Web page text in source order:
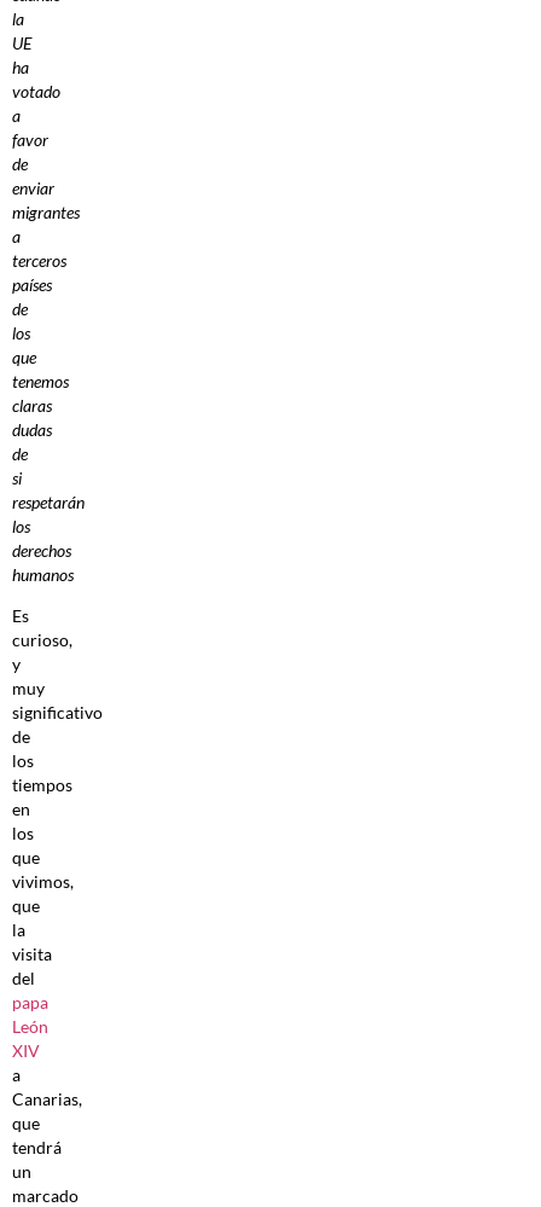
la
UE
ha
votado
a
favor
de
enviar
migrantes
a
terceros
países
de
los
que
tenemos
claras
dudas
de
si
respetarán
los
derechos
humanos
Es
curioso,
y
muy
significativo
de
los
tiempos
en
los
que
vivimos,
que
la
visita
del
papa
León
XIV
a
Canarias,
que
tendrá
un
marcado